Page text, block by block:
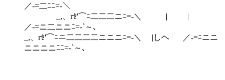
／‐=二ﾆﾆ=‐＼
_,、rｾ'⌒ﾆ二二二ニﾆ=‐＼ | |
／‐=ニ二ニニﾆ=‐`～､
_,、rｾ'⌒ﾆニ二二二二ニニニﾆ=‐＼ |しヘ | ／‐=ﾆニニ
ニニニニﾆﾆ=‐`～､